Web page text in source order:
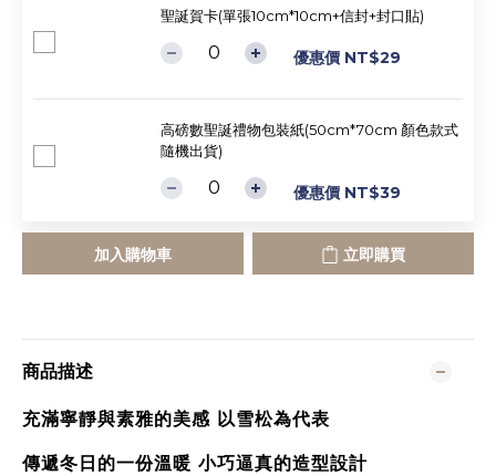
聖誕賀卡(單張10cm*10cm+信封+封口貼)
優惠價 NT$29
高磅數聖誕禮物包裝紙(50cm*70cm 顏色款式
隨機出貨)
優惠價 NT$39
加入購物車 立即購買
商品描述
充滿寧靜與素雅的美感 以雪松為代表
傳遞冬日的一份溫暖 小巧逼真的造型設計